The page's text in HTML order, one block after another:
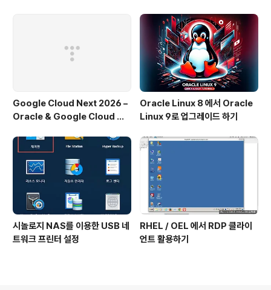
Google Cloud Next 2026 –
Oracle & Google Cloud 파
Oracle Linux 8 에서 Oracle
Linux 9로 업그레이드 하기
시놀로지 NAS를 이용한 USB 네
트워크 프린터 설정
RHEL / OEL 에서 RDP 클라이
언트 활용하기